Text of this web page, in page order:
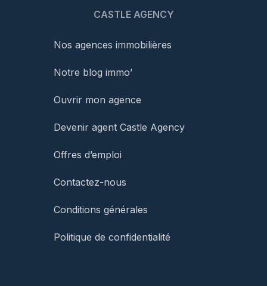
CASTLE AGENCY
Nos agences immobilières
Notre blog immo’
Ouvrir mon agence
Devenir agent Castle Agency
Offres d’emploi
Contactez-nous
Conditions générales
Politique de confidentialité